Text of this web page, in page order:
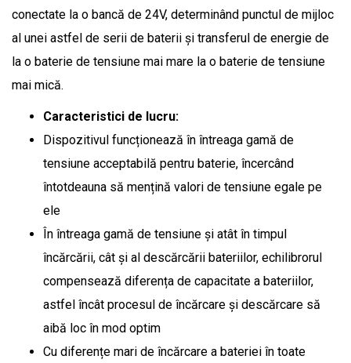
conectate la o bancă de 24V, determinând punctul de mijloc
al unei astfel de serii de baterii și transferul de energie de
la o baterie de tensiune mai mare la o baterie de tensiune
mai mică.
Caracteristici de lucru:
Dispozitivul funcționează în întreaga gamă de
tensiune acceptabilă pentru baterie, încercând
întotdeauna să mențină valori de tensiune egale pe
ele
În întreaga gamă de tensiune și atât în ​​timpul
încărcării, cât și al descărcării bateriilor, echilibrorul
compensează diferența de capacitate a bateriilor,
astfel încât procesul de încărcare și descărcare să
aibă loc în mod optim
Cu diferențe mari de încărcare a bateriei în toate